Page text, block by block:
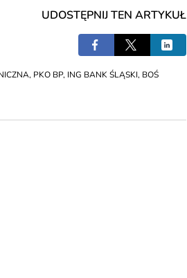
UDOSTĘPNIJ TEN ARTYKUŁ
, PKO BP, ING BANK ŚLĄSKI, BOŚ